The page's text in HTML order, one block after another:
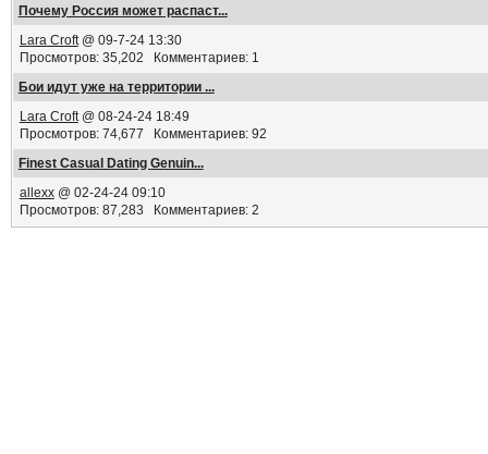
Почему Россия может распаст...
Lara Croft@ 09-7-24 13:30
Просмотров: 35,202 Комментариев: 1
Бои идут уже на территории ...
Lara Croft@ 08-24-24 18:49
Просмотров: 74,677 Комментариев: 92
Finest Сasual Dating Genuin...
allexx@ 02-24-24 09:10
Просмотров: 87,283 Комментариев: 2